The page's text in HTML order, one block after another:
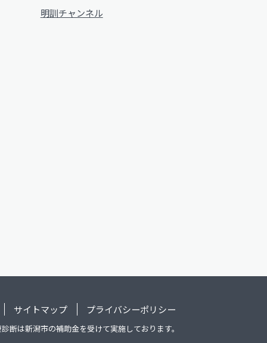
明訓チャンネル
サイトマップ プライバシーポリシー
断は新潟市の補助金を受けて実施しております。